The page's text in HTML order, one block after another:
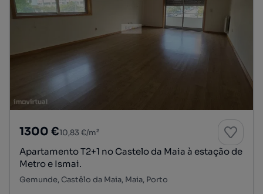
1300 €10,83 €/m²
Apartamento T2+1 no Castelo da Maia à estação de
Metro e Ismai.
Gemunde, Castêlo da Maia, Maia, Porto